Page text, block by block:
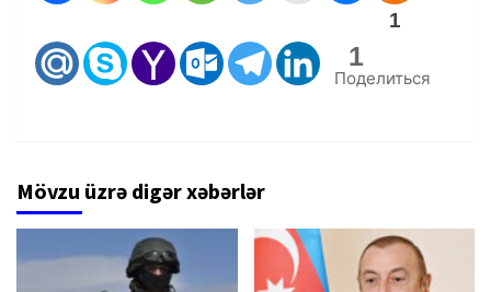
1
1
Поделиться
Mövzu üzrə digər xəbərlər